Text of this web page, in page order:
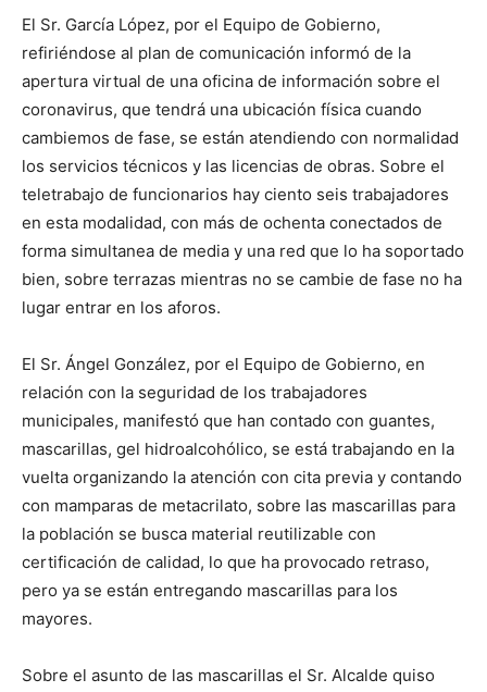
El Sr. García López, por el Equipo de Gobierno,
refiriéndose al plan de comunicación informó de la
apertura virtual de una oficina de información sobre el
coronavirus, que tendrá una ubicación física cuando
cambiemos de fase, se están atendiendo con normalidad
los servicios técnicos y las licencias de obras. Sobre el
teletrabajo de funcionarios hay ciento seis trabajadores
en esta modalidad, con más de ochenta conectados de
forma simultanea de media y una red que lo ha soportado
bien, sobre terrazas mientras no se cambie de fase no ha
lugar entrar en los aforos.
El Sr. Ángel González, por el Equipo de Gobierno, en
relación con la seguridad de los trabajadores
municipales, manifestó que han contado con guantes,
mascarillas, gel hidroalcohólico, se está trabajando en la
vuelta organizando la atención con cita previa y contando
con mamparas de metacrilato, sobre las mascarillas para
la población se busca material reutilizable con
certificación de calidad, lo que ha provocado retraso,
pero ya se están entregando mascarillas para los
mayores.
Sobre el asunto de las mascarillas el Sr. Alcalde quiso